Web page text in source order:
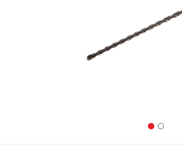
ВХОД ИЛИ РЕГИСТРАЦИЯ